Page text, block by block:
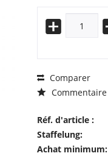
Comparer
Commentaire
Réf. d'article :
Staffelung:
Achat minimum: